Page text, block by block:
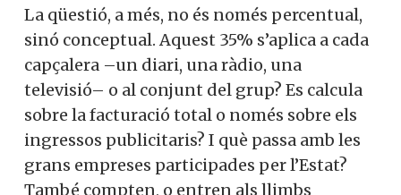
més d’un terç d’un sol client no és
independent:és captiva.No cal
dramatitzar; només cal sumar.
La qüestió, a més, no és només percentual,
sinó conceptual. Aquest 35% s’aplica a
cada capçalera –un diari, una ràdio, una
televisió– o al conjunt del grup? Es calcula